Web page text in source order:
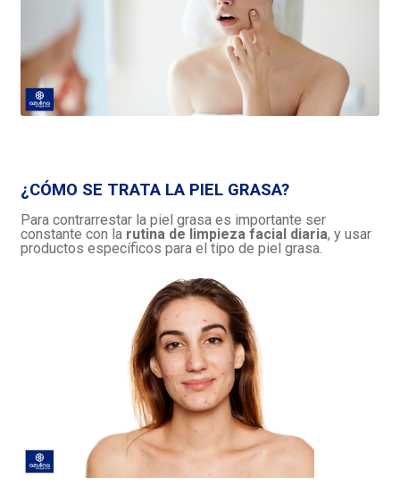
¿CÓMO SE TRATA LA PIEL GRASA?
Para contrarrestar la piel grasa es importante ser
constante con la rutina de limpieza facial diaria, y usar
productos específicos para el tipo de piel grasa.